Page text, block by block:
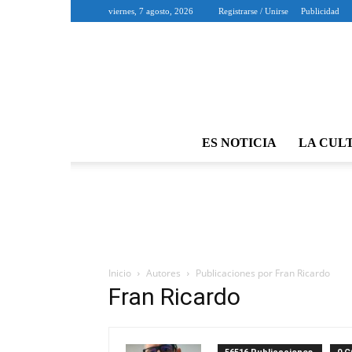
viernes, 7 agosto, 2026 Registrarse / Unirse Publicidad
ES NOTICIA LA
Inicio Autores Publicaciones por Fran Ricardo
Fran Ricardo